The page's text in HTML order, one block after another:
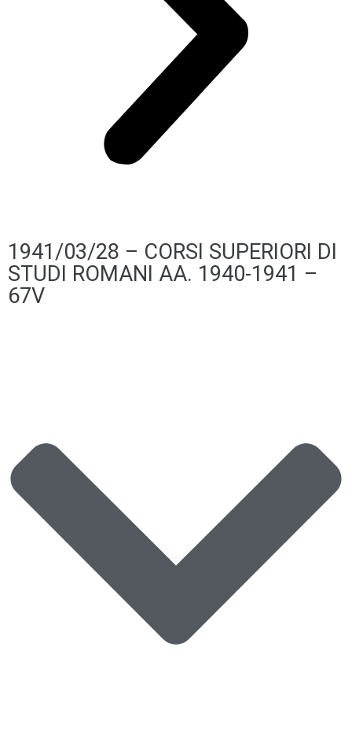
1941/03/28 – CORSI SUPERIORI DI
STUDI ROMANI AA. 1940-1941 –
67V